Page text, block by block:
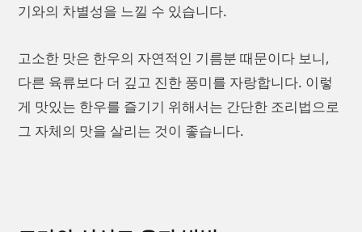
기와의 차별성을 느낄 수 있습니다.
고소한 맛은 한우의 자연적인 기름분 때문이다 보니,
다른 육류보다 더 깊고 진한 풍미를 자랑합니다. 이렇
게 맛있는 한우를 즐기기 위해서는 간단한 조리법으로
그 자체의 맛을 살리는 것이 좋습니다.